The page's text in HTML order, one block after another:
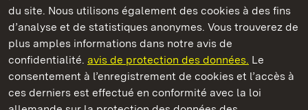
du site. Nous utilisons également des cookies à des fins
d’analyse et de statistiques anonymes. Vous trouverez de
plus amples informations dans notre avis de
confidentialité. avis de protection des données. Le
consentement à l’enregistrement de cookies et l’accès à
ces derniers est effectué en conformité avec la loi
Staatliche Schlösser und Gärten Baden‑Württemberg
Châteaux et jardins publics du Bade-Wurtemberg